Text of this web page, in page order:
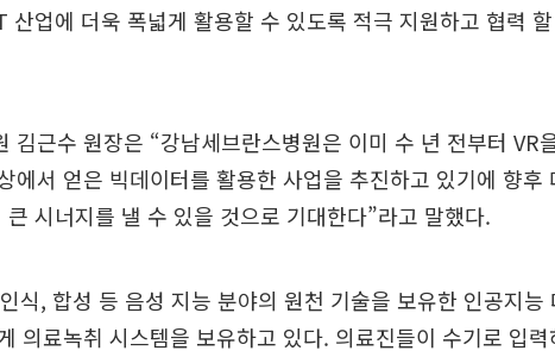
산업에 더욱 폭넓게 활용할 수 있도록 적극 지원하고 협력
김근수 원장은 “강남세브란스병원은 이미 수 년 전부터 VR
에서 얻은 빅데이터를 활용한 사업을 추진하고 있기에 향후
시너지를 낼 수 있을 것으로 기대한다”라고 말했다.
식, 합성 등 음성 지능 분야의 원천 기술을 보유한 인공지능
의료녹취 시스템을 보유하고 있다. 의료진들이 수기로 입